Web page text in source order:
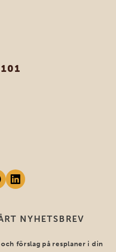
NYHETSBREV
förslag på resplaner i din